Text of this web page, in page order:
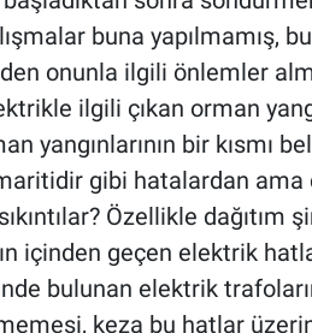
buna yapılmamış,
onunla ilgili önlemler
ilgili çıkan orman
yangınlarının bir kısmı
gibi hatalardan ama
Özellikle
içinden geçen elektrik
bulunan elektrik
keza bu hatlar